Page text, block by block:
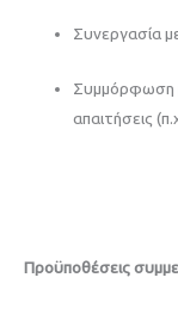
Συνεργασία
Συμμόρφωση
απαιτήσεις
Προϋποθέσεις